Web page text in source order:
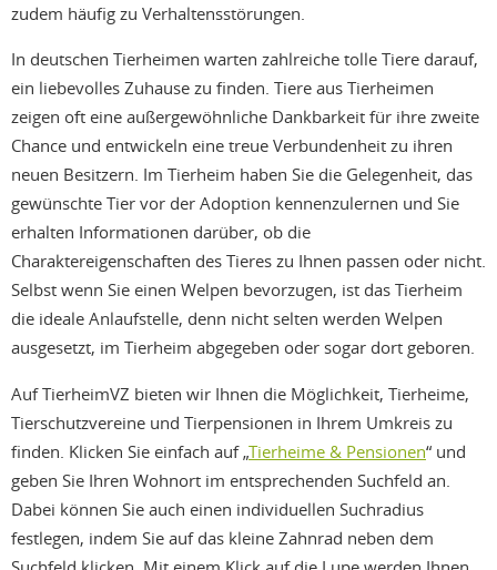
zudem häufig zu Verhaltensstörungen.
In deutschen Tierheimen warten zahlreiche tolle Tiere darauf,
ein liebevolles Zuhause zu finden. Tiere aus Tierheimen
zeigen oft eine außergewöhnliche Dankbarkeit für ihre zweite
Chance und entwickeln eine treue Verbundenheit zu ihren
neuen Besitzern. Im Tierheim haben Sie die Gelegenheit, das
gewünschte Tier vor der Adoption kennenzulernen und Sie
erhalten Informationen darüber, ob die
Charaktereigenschaften des Tieres zu Ihnen passen oder nicht.
Selbst wenn Sie einen Welpen bevorzugen, ist das Tierheim
die ideale Anlaufstelle, denn nicht selten werden Welpen
ausgesetzt, im Tierheim abgegeben oder sogar dort geboren.
Auf TierheimVZ bieten wir Ihnen die Möglichkeit, Tierheime,
Tierschutzvereine und Tierpensionen in Ihrem Umkreis zu
finden. Klicken Sie einfach auf „Tierheime & Pensionen“ und
geben Sie Ihren Wohnort im entsprechenden Suchfeld an.
Dabei können Sie auch einen individuellen Suchradius
festlegen, indem Sie auf das kleine Zahnrad neben dem